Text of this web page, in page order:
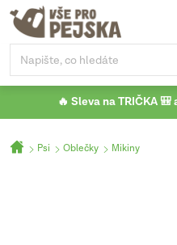
Přejít
obsah
🔥 Sleva na TRIČKA 🎒
Domů
Psi Oblečky Mikiny